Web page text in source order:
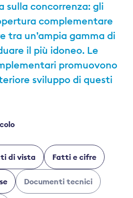
sulla concorrenza: gli
complementare
tra un’ampia gamma di
il più idoneo. Le
promuovono
sviluppo di questi
di vista Fatti e cifre
Documenti tecnici